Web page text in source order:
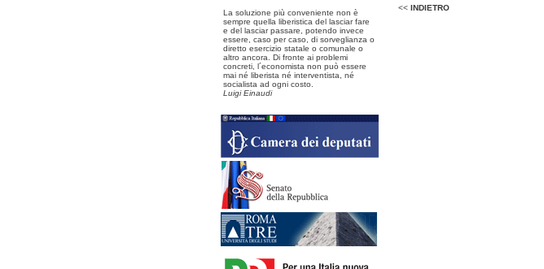
La soluzione più conveniente non è
sempre quella liberistica del lasciar fare
e del lasciar passare, potendo invece
essere, caso per caso, di sorveglianza o
diretto esercizio statale o comunale o
altro ancora. Di fronte ai problemi
concreti, l´economista non può essere
mai né liberista né interventista, né
socialista ad ogni costo.
Luigi Einaudi
<< INDIETRO